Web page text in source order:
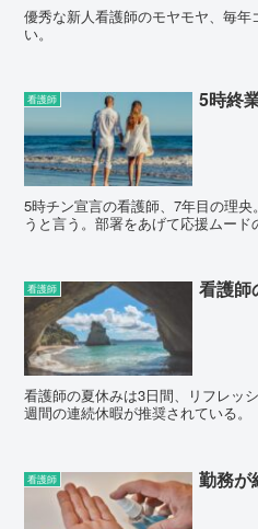
優秀な新人看護師のモヤモヤ、毎
い。
看護師 5時終
5時チン宣言の看護師、7年目の理
うと言う。部署をあげて応援ムード
看護師 看護師
看護師の夏休みは3日間、リフレッ
週間の連続休暇が推奨されている。
看護師 勤務が